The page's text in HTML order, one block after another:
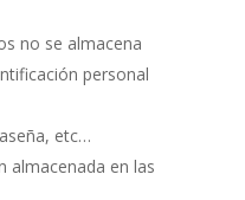
no se almacena
personal
etc…
almacenada en las